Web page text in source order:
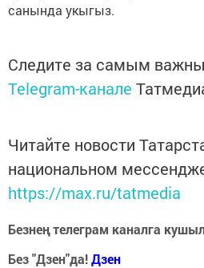
санында укыгыз.
Следите за самым
Telegram-канале
Читайте новости
национальном
https://max.ru/tatmedia
Безнең телеграм каналга
Без "Дзен"да!Дзен